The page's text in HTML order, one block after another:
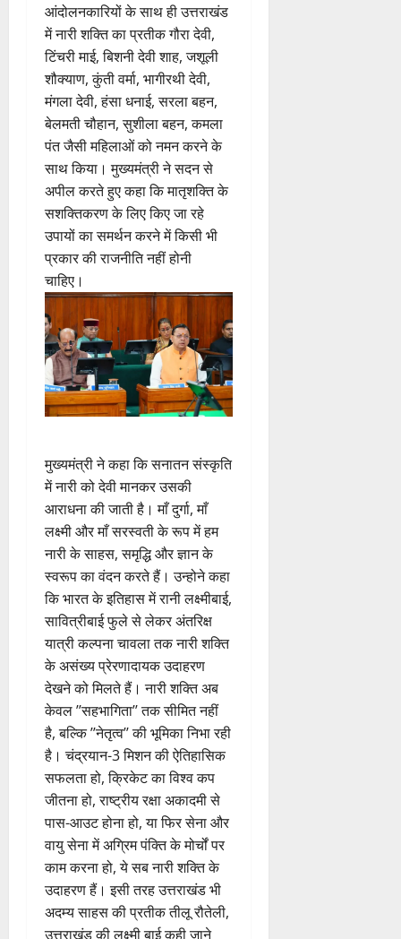
आंदोलनकारियों के साथ ही उत्तराखंड
में नारी शक्ति का प्रतीक गौरा देवी,
टिंचरी माई, बिशनी देवी शाह, जशूली
शौक्याण, कुंती वर्मा, भागीरथी देवी,
मंगला देवी, हंसा धनाई, सरला बहन,
बेलमती चौहान, सुशीला बहन, कमला
पंत जैसी महिलाओं को नमन करने के
साथ किया। मुख्यमंत्री ने सदन से
अपील करते हुए कहा कि मातृशक्ति के
सशक्तिकरण के लिए किए जा रहे
उपायों का समर्थन करने में किसी भी
प्रकार की राजनीति नहीं होनी
चाहिए।
मुख्यमंत्री ने कहा कि सनातन संस्कृति
में नारी को देवी मानकर उसकी
आराधना की जाती है। माँ दुर्गा, माँ
लक्ष्मी और माँ सरस्वती के रूप में हम
नारी के साहस, समृद्धि और ज्ञान के
स्वरूप का वंदन करते हैं। उन्होने कहा
कि भारत के इतिहास में रानी लक्ष्मीबाई,
सावित्रीबाई फुले से लेकर अंतरिक्ष
यात्री कल्पना चावला तक नारी शक्ति
के असंख्य प्रेरणादायक उदाहरण
देखने को मिलते हैं। नारी शक्ति अब
केवल ’’सहभागिता’’ तक सीमित नहीं
है, बल्कि ’’नेतृत्व’’ की भूमिका निभा रही
है। चंद्रयान-3 मिशन की ऐतिहासिक
सफलता हो, क्रिकेट का विश्व कप
जीतना हो, राष्ट्रीय रक्षा अकादमी से
पास-आउट होना हो, या फिर सेना और
वायु सेना में अग्रिम पंक्ति के मोर्चों पर
काम करना हो, ये सब नारी शक्ति के
उदाहरण हैं। इसी तरह उत्तराखंड भी
अदम्य साहस की प्रतीक तीलू रौतेली,
उत्तराखंड की लक्ष्मी बाई कही जाने